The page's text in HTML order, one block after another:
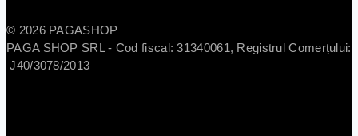
© 2026 PAGASHOP
PAGA SHOP SRL - Cod fiscal: 31340061, Registrul Comerțului:
J40/3078/2013